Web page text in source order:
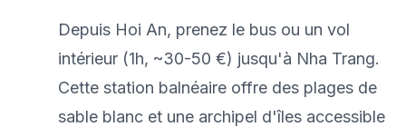
Depuis Hoi An, prenez le bus ou un vol
intérieur (1h, ~30-50 €) jusqu'à Nha Trang.
Cette station balnéaire offre des plages de
sable blanc et une archipel d'îles accessible